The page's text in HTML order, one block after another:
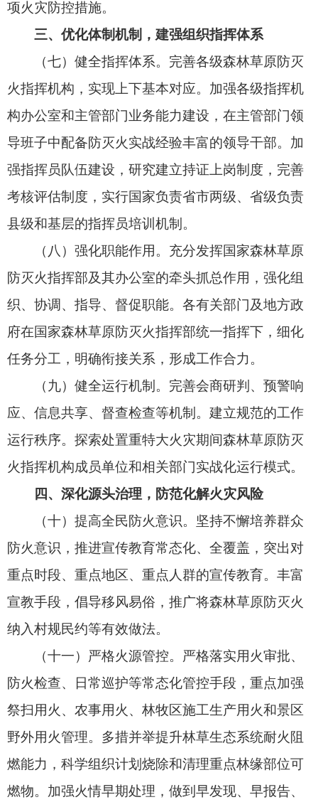
（十）提高全民防火意识。坚持不懈培养群众
防火意识，推进宣传教育常态化、全覆盖，突出对
重点时段、重点地区、重点人群的宣传教育。丰富
纳入村规民约等有效做法。
（十一）严格火源管控。严格落实用火审批、
防火检查、日常巡护等常态化管控手段，重点加强
祭扫用火、农事用火、林牧区施工生产用火和景区
野外用火管理。多措并举提升林草生态系统耐火阻
燃物。加强火情早期处理，做到早发现、早报告、
早出动和安全高效处理。加强与有关邻国合作，及
时妥善处置边境火情。
（十二）加强火灾风险隐患排查整治。推进火
灾风险普查、评估、区划等工作。深入开展重大火
公园等重要区域和重要目标，建立隐患台账及责任
清单，实行销号整治。工业和信息化、民政、交通
运输、农业农村、文化和旅游等部门及石油化工、
电力等企业要在各级森林草原防灭火指挥机构的组
织下，协同开展本行业领域森林草原火灾隐患的排
五、加强力量建设，稳步提升实战能力
（十三）抓好国家综合性消防救援力量建设。
提升国家综合性消防救援队伍森林草原防灭火核心
能力，加快形成“固守重点、因险前置、区域联动、
全域救援”的布防格局。落实国家有关航空消防建设
署规模。
（十四）加强地方防灭火专业力量建设。落实
国家应急体系规划，地方各级政府和国有林草经营
单位以建设标准化、管理规范化、装备机械化为重
点，加强防灭火专业力量建设。2025年年底前，全
任务较重的省市两级政府要同步加强机动专业力量
建设。探索将地方防灭火专业队伍纳入国家消防救